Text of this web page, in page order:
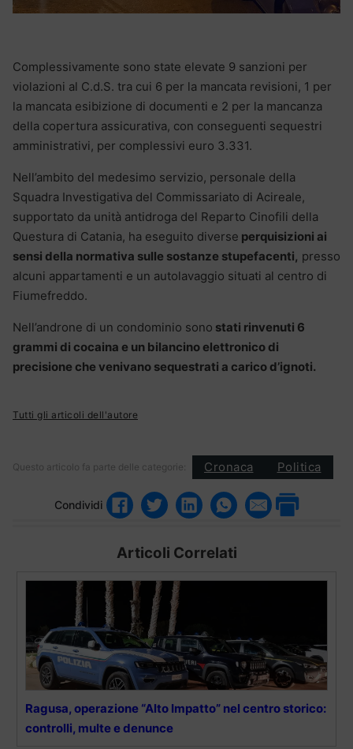
Complessivamente sono state elevate 9 sanzioni per
violazioni al C.d.S. tra cui 6 per la mancata revisioni, 1 per
la mancata esibizione di documenti e 2 per la mancanza
della copertura assicurativa, con conseguenti sequestri
amministrativi, per complessivi euro 3.331.
Nell’ambito del medesimo servizio, personale della
Squadra Investigativa del Commissariato di Acireale,
supportato da unità antidroga del Reparto Cinofili della
Questura di Catania, ha eseguito diverse perquisizioni ai
sensi della normativa sulle sostanze stupefacenti, presso
alcuni appartamenti e un autolavaggio situati al centro di
Fiumefreddo.
Nell’androne di un condominio sono stati rinvenuti 6
grammi di cocaina e un bilancino elettronico di
precisione che venivano sequestrati a carico d’ignoti.
Tutti gli articoli dell'autore
Questo articolo fa parte delle categorie: Cronaca Politica
Condividi
Articoli Correlati
Ragusa, operazione “Alto Impatto” nel centro storico:
controlli, multe e denunce